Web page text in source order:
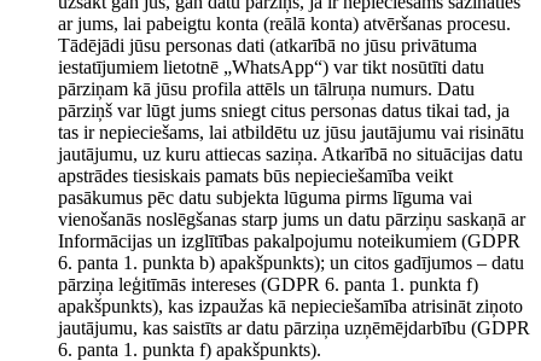
ar jums, lai pabeigtu konta (reālā konta) atvēršanas procesu.
Tādējādi jūsu personas dati (atkarībā no jūsu privātuma
iestatījumiem lietotnē „WhatsApp“) var tikt nosūtīti datu
pārziņam kā jūsu profila attēls un tālruņa numurs. Datu
pārziņš var lūgt jums sniegt citus personas datus tikai tad, ja
tas ir nepieciešams, lai atbildētu uz jūsu jautājumu vai risinātu
jautājumu, uz kuru attiecas saziņa. Atkarībā no situācijas datu
apstrādes tiesiskais pamats būs nepieciešamība veikt
pasākumus pēc datu subjekta lūguma pirms līguma vai
vienošanās noslēgšanas starp jums un datu pārziņu saskaņā ar
Informācijas un izglītības pakalpojumu noteikumiem (GDPR
6. panta 1. punkta b) apakšpunkts); un citos gadījumos – datu
pārziņa leģitīmās intereses (GDPR 6. panta 1. punkta f)
apakšpunkts), kas izpaužas kā nepieciešamība atrisināt ziņoto
jautājumu, kas saistīts ar datu pārziņa uzņēmējdarbību (GDPR
6. panta 1. punkta f) apakšpunkts).